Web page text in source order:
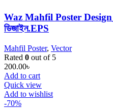
Waz Mahfil Poster
ডিজাইন.EPS
Mahfil Poster, Vector
Rated 0 out of 5
200.00৳
Add to cart
Quick view
Add to wishlist
-70%